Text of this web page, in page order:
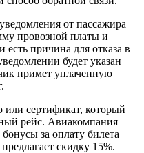
от пассажира
провозной платы и
причина для отказа в
будет указан
примет уплаченную
или сертификат, который
рейс. Авиакомпания
за оплату билета
скидку 15%.